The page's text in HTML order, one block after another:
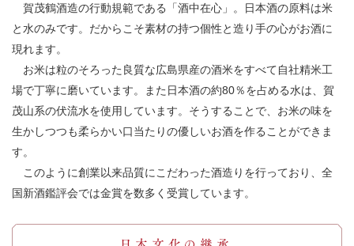
賀茂鶴酒造の行動規範である「酒中在心」。日本酒の原料は米
と水のみです。だからこそ素材の持つ個性と造り手の心がお酒に
現れます。
お米は粒のそろった良質な広島県産の酒米をすべて自社精米工
場で丁寧に磨いています。また日本酒の約80％を占める水は、賀
茂山系の伏流水を使用しています。そうすることで、お米の味を
生かしつつも柔らかい口当たりの優しいお酒を作ることができま
す。
このように創業以来品質にこだわった酒造りを行っており、全
国新酒鑑評会では金賞を数多く受賞しています。